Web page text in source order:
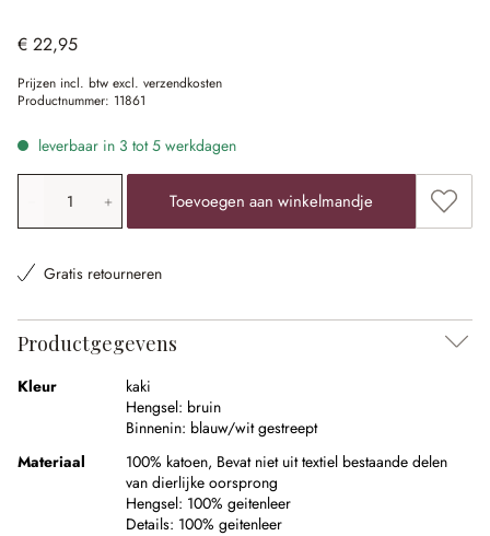
€ 22,95
Prijzen incl. btw excl. verzendkosten
Productnummer: 11861
leverbaar in 3 tot 5 werkdagen
Producthoeveelheid: voer de gewenste waarde in of
Toevoegen aan winkelmandje
Gratis retourneren
Productgegevens
Kleur
kaki
Hengsel: bruin
Binnenin: blauw/wit gestreept
Materiaal
100% katoen, Bevat niet uit textiel bestaande delen
van dierlijke oorsprong
Hengsel: 100% geitenleer
Details: 100% geitenleer